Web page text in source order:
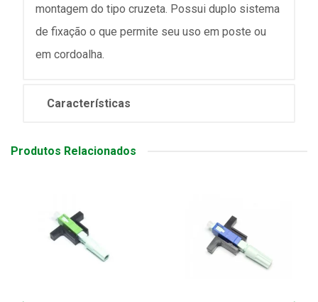
montagem do tipo cruzeta. Possui duplo sistema
de fixação o que permite seu uso em poste ou
em cordoalha.
Características
Produtos Relacionados